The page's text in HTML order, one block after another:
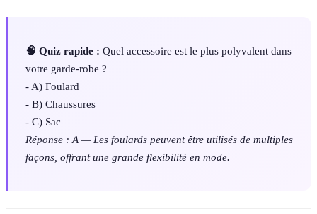
🧠 Quiz rapide : Quel accessoire est le plus polyvalent dans
votre garde-robe ?
- A) Foulard
- B) Chaussures
- C) Sac
Réponse : A — Les foulards peuvent être utilisés de multiples
façons, offrant une grande flexibilité en mode.